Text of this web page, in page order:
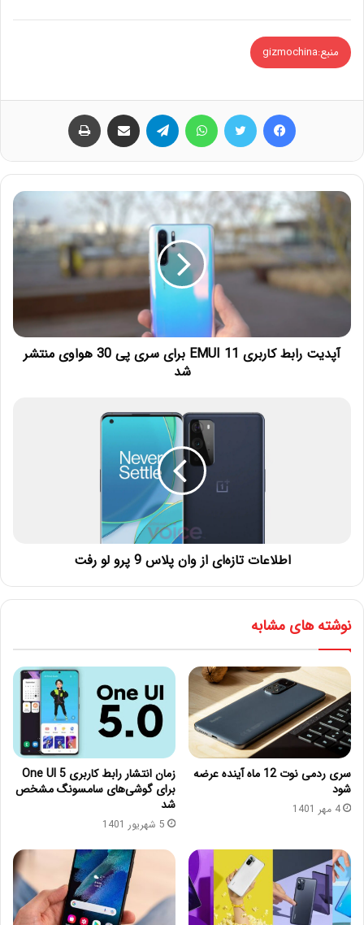
منبع:gizmochina
آپدیت رابط کاربری EMUI 11 برای سری پی 30 هواوی منتشر
شد
اطلاعات تازه‌ای از وان پلاس 9 پرو لو رفت
نوشته های مشابه
سری ردمی نوت 12 ماه آینده عرضه
شود
4 مهر 1401
زمان انتشار رابط کاربری One UI 5
برای گوشی‌های سامسونگ مشخص
شد
5 شهریور 1401